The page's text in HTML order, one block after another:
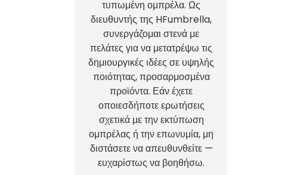
τυπωμένη ομπρέλα. Ως
διευθυντής της HFumbrella,
συνεργάζομαι στενά με
πελάτες για να μετατρέψω τις
δημιουργικές ιδέες σε υψηλής
ποιότητας, προσαρμοσμένα
προϊόντα. Εάν έχετε
οποιεσδήποτε ερωτήσεις
σχετικά με την εκτύπωση
ομπρέλας ή την επωνυμία, μη
διστάσετε να απευθυνθείτε —
ευχαρίστως να βοηθήσω.